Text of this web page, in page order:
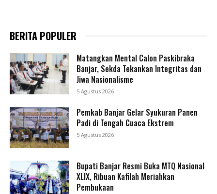
BERITA POPULER
Matangkan Mental Calon Paskibraka
Banjar, Sekda Tekankan Integritas dan
Jiwa Nasionalisme
5 Agustus 2026
Pemkab Banjar Gelar Syukuran Panen
Padi di Tengah Cuaca Ekstrem
5 Agustus 2026
Bupati Banjar Resmi Buka MTQ Nasional
XLIX, Ribuan Kafilah Meriahkan
Pembukaan